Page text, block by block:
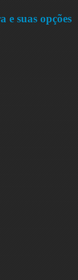
e suas opções